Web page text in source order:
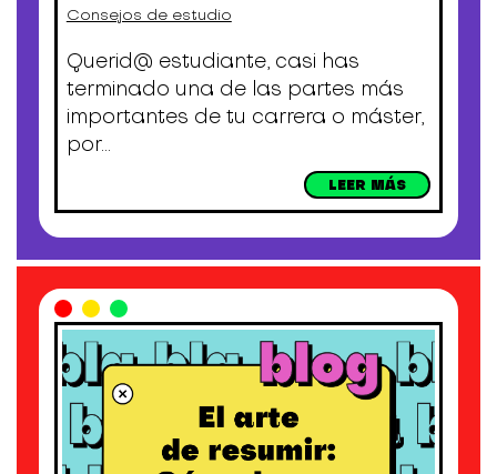
Consejos de estudio
Querid@ estudiante, casi has
terminado una de las partes más
importantes de tu carrera o máster,
por...
LEER MÁS